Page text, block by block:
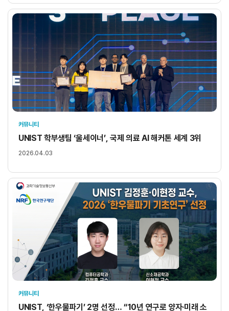
커뮤니티
UNIST 학부생팀 ‘울세이너’, 국제 의료 AI 해커톤 세계 3위
2026.04.03
커뮤니티
UNIST, ‘한우물파기’ 2명 선정… “10년 연구로 양자·미래 소